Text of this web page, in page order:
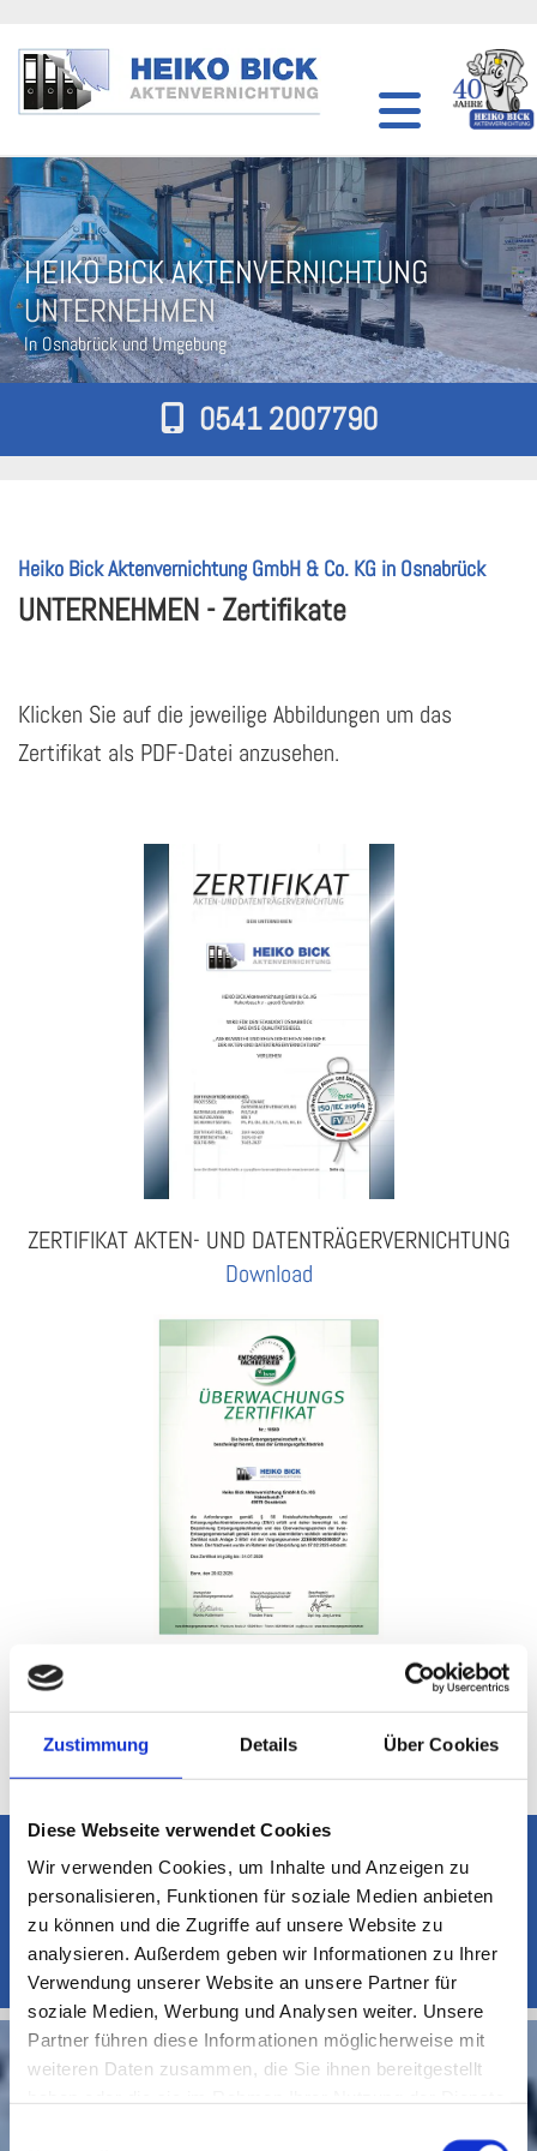
Zustimmung Details Über Cookies
Diese Webseite verwendet Cookies
Wir verwenden Cookies, um Inhalte und Anzeigen zu
personalisieren, Funktionen für soziale Medien anbieten
zu können und die Zugriffe auf unsere Website zu
analysieren. Außerdem geben wir Informationen zu Ihrer
Verwendung unserer Website an unsere Partner für
soziale Medien, Werbung und Analysen weiter. Unsere
Partner führen diese Informationen möglicherweise mit
weiteren Daten zusammen, die Sie ihnen bereitgestellt
HEIKO BICK AKTENVERNICHTUNG
UNTERNEHMEN
In Osnabrück und Umgebung
 0541 2007790
Heiko Bick Aktenvernichtung GmbH & Co. KG in Osnabrück
UNTERNEHMEN - Zertifikate
Klicken Sie auf die jeweilige Abbildungen um das
Zertifikat als PDF-Datei anzusehen.
ZERTIFIKAT AKTEN- UND DATENTRÄGERVERNICHTUNG
Download
ZERTIFIKAT ENTSORGUNGSFACHBETRIEB (EFB)
Sie haben Fragen oder möchten einen Termin vereinbaren?
Rufen Sie uns an  0541 2007790
Büro Mo - Do: 8-16.30 Uhr & Fr: 8-14 UhrSelbstanlieferung
Mo - Do: 9-15 Uhr & Fr: 9-12 Uhr
Große Mengen (ab 50 Ordner) nur nach Terminvereinbarung.